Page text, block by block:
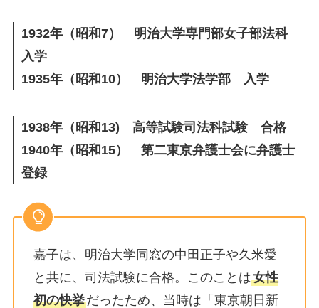
1932年（昭和7） 明治大学専門部女子部法科
入学
1935年（昭和10） 明治大学法学部 入学
1938年（昭和13) 高等試験司法科試験 合格
1940年（昭和15） 第二東京弁護士会に弁護士
登録
嘉子は、明治大学同窓の中田正子や久米愛
と共に、司法試験に合格。このことは女性
初の快挙だったため、当時は「東京朝日新